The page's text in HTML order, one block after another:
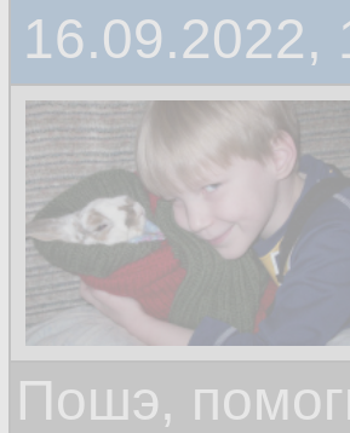
16.09.2022,
Пошэ,